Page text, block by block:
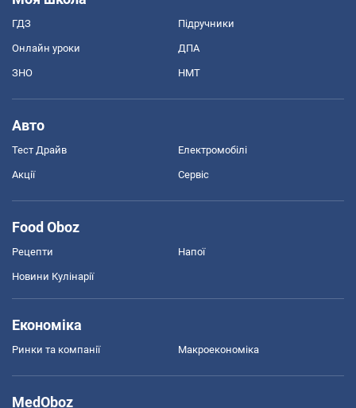
ГДЗ Підручники
Онлайн уроки ДПА
ЗНО НМТ
Авто
Тест Драйв Електромобілі
Акції Сервіс
Food Oboz
Рецепти Напої
Новини Кулінарії
Економіка
Ринки та компанії Макроекономіка
MedOboz